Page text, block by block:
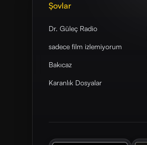
Şovlar
Dr. Güleç Radio
sadece film izlemiyorum
Bakıcaz
Karanlık Dosyalar